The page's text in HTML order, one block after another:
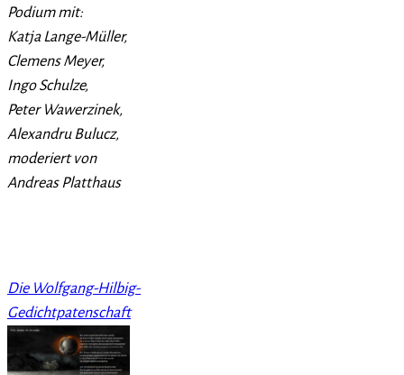
Podium mit:
Katja Lange-Müller,
Clemens Meyer,
Ingo Schulze,
Peter Wawerzinek,
Alexandru Bulucz,
moderiert von
Andreas Platthaus
Die Wolfgang-Hilbig-
Gedichtpatenschaft